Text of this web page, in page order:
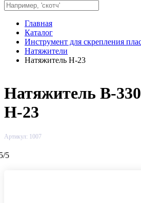
Главная
Каталог
Инструмент для скрепления
Натяжители
Натяжитель H-23
Натяжитель В-
Н-23
Артикул: 1007
/5